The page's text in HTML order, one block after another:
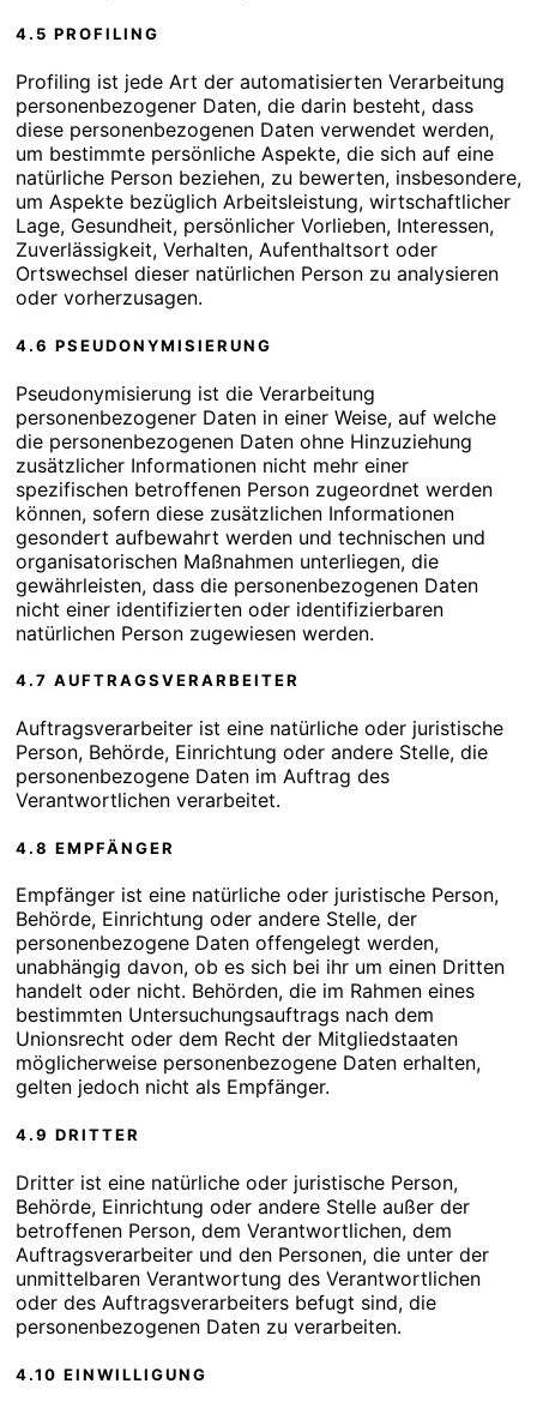
4.5 PROFILING
Profiling ist jede Art der automatisierten Verarbeitung
personenbezogener Daten, die darin besteht, dass
diese personenbezogenen Daten verwendet werden,
um bestimmte persönliche Aspekte, die sich auf eine
natürliche Person beziehen, zu bewerten, insbesondere,
um Aspekte bezüglich Arbeitsleistung, wirtschaftlicher
Lage, Gesundheit, persönlicher Vorlieben, Interessen,
Zuverlässigkeit, Verhalten, Aufenthaltsort oder
Ortswechsel dieser natürlichen Person zu analysieren
oder vorherzusagen.
4.6 PSEUDONYMISIERUNG
Pseudonymisierung ist die Verarbeitung
personenbezogener Daten in einer Weise, auf welche
die personenbezogenen Daten ohne Hinzuziehung
zusätzlicher Informationen nicht mehr einer
spezifischen betroffenen Person zugeordnet werden
können, sofern diese zusätzlichen Informationen
gesondert aufbewahrt werden und technischen und
organisatorischen Maßnahmen unterliegen, die
gewährleisten, dass die personenbezogenen Daten
nicht einer identifizierten oder identifizierbaren
natürlichen Person zugewiesen werden.
4.7 AUFTRAGSVERARBEITER
Auftragsverarbeiter ist eine natürliche oder juristische
Person, Behörde, Einrichtung oder andere Stelle, die
personenbezogene Daten im Auftrag des
Verantwortlichen verarbeitet.
4.8 EMPFÄNGER
Empfänger ist eine natürliche oder juristische Person,
Behörde, Einrichtung oder andere Stelle, der
personenbezogene Daten offengelegt werden,
unabhängig davon, ob es sich bei ihr um einen Dritten
handelt oder nicht. Behörden, die im Rahmen eines
bestimmten Untersuchungsauftrags nach dem
Unionsrecht oder dem Recht der Mitgliedstaaten
möglicherweise personenbezogene Daten erhalten,
gelten jedoch nicht als Empfänger.
4.9 DRITTER
Dritter ist eine natürliche oder juristische Person,
Behörde, Einrichtung oder andere Stelle außer der
betroffenen Person, dem Verantwortlichen, dem
Auftragsverarbeiter und den Personen, die unter der
unmittelbaren Verantwortung des Verantwortlichen
oder des Auftragsverarbeiters befugt sind, die
personenbezogenen Daten zu verarbeiten.
4.10 EINWILLIGUNG